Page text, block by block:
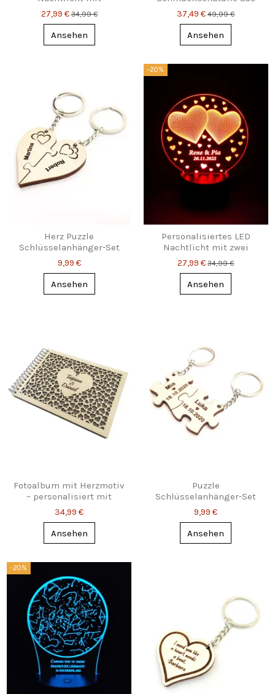
Unendlichkeitszeichen,
Namen & Datum
27,99 €34,99 €
Ansehen
Walnussholz – Gravur mit
Name & Text
37,49 €49,99 €
Ansehen
Herz Puzzle
Schlüsselanhänger-Set
mit Gravur – Für Zwei, die
zusammengehören
9,99 €
Ansehen
-20%
Personalisiertes LED
Nachtlicht mit zwei
Herzen, Namen & Datum
27,99 €34,99 €
Ansehen
Fotoalbum mit Herzmotiv
– personalisiert mit
Namen
34,99 €
Ansehen
Puzzle
Schlüsselanhänger-Set
mit Gravur – Zwei passen
perfekt
9,99 €
Ansehen
-20%